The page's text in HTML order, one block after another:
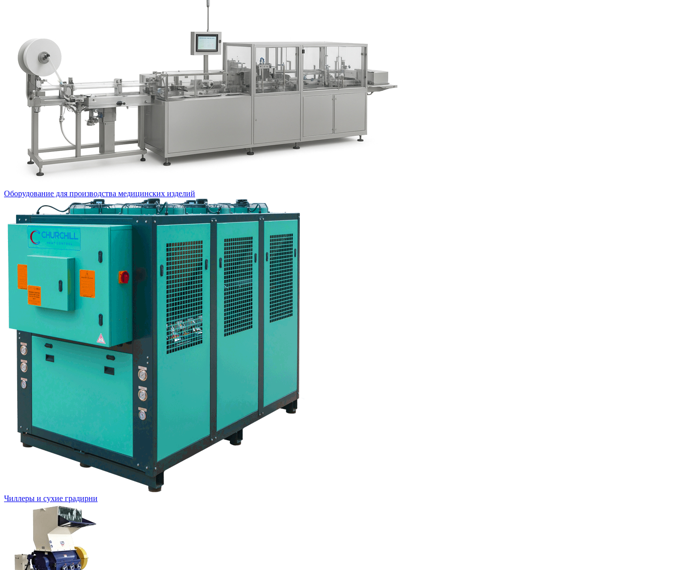
Оборудование для производства медицинских изделий
Чиллеры и сухие градирни